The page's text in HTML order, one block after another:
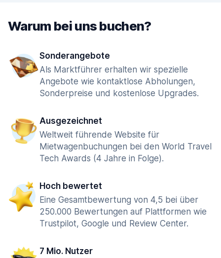
Warum bei uns buchen?
Sonderangebote
Als Marktführer erhalten wir spezielle
Angebote wie kontaktlose Abholungen,
Sonderpreise und kostenlose Upgrades.
Ausgezeichnet
Weltweit führende Website für
Mietwagenbuchungen bei den World Travel
Tech Awards (4 Jahre in Folge).
Hoch bewertet
Eine Gesamtbewertung von 4,5 bei über
250.000 Bewertungen auf Plattformen wie
Trustpilot, Google und Review Center.
7 Mio. Nutzer